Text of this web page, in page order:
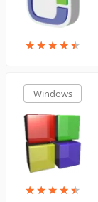
★★★★★
★★★★★
Windows
★★★★★
★★★★★